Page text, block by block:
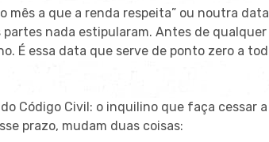
mês a que a renda respeita” ou noutra
partes nada estipularam. Antes de
É essa data que serve de ponto zero a
Código Civil: o inquilino que faça cessar
prazo, mudam duas coisas: